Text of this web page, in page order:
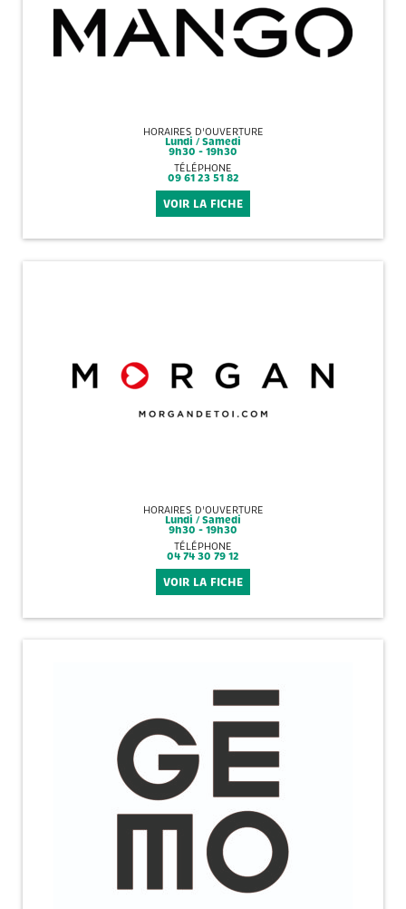
HORAIRES D'OUVERTURE
Lundi / Samedi
9h30 - 19h30
TÉLÉPHONE
09 61 23 51 82
VOIR LA FICHE
HORAIRES D'OUVERTURE
Lundi / Samedi
9h30 - 19h30
TÉLÉPHONE
04 74 30 79 12
VOIR LA FICHE